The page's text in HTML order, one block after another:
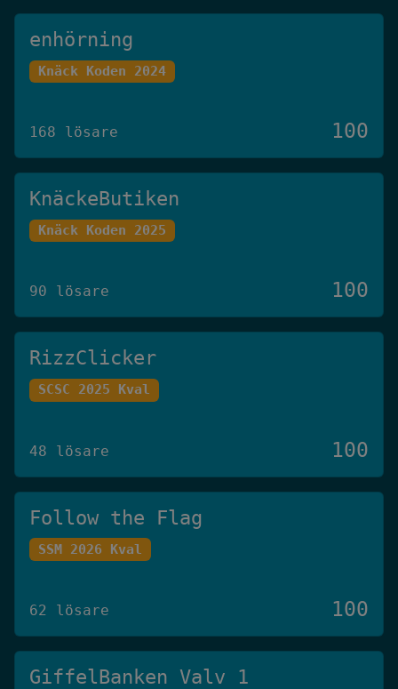
enhörning
Knäck Koden 2024
168 lösare 100
KnäckeButiken
Knäck Koden 2025
90 lösare 100
RizzClicker
SCSC 2025 Kval
48 lösare 100
Follow the Flag
SSM 2026 Kval
62 lösare 100
GiffelBanken Valv 1